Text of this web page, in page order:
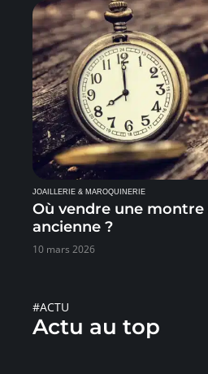
JOAILLERIE & MAROQUINERIE
Où vendre une montre
ancienne ?
10 mars 2026
#ACTU
Actu au top